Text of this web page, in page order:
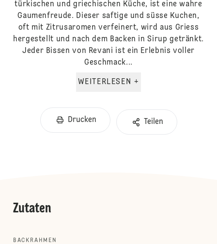
türkischen und griechischen Küche, ist eine wahre
Gaumenfreude. Dieser saftige und süsse Kuchen,
oft mit Zitrusaromen verfeinert, wird aus Griess
hergestellt und nach dem Backen in Sirup getränkt.
Jeder Bissen von Revani ist ein Erlebnis voller
Geschmack...
WEITERLESEN +
Drucken Teilen
Zutaten
BACKRAHMEN